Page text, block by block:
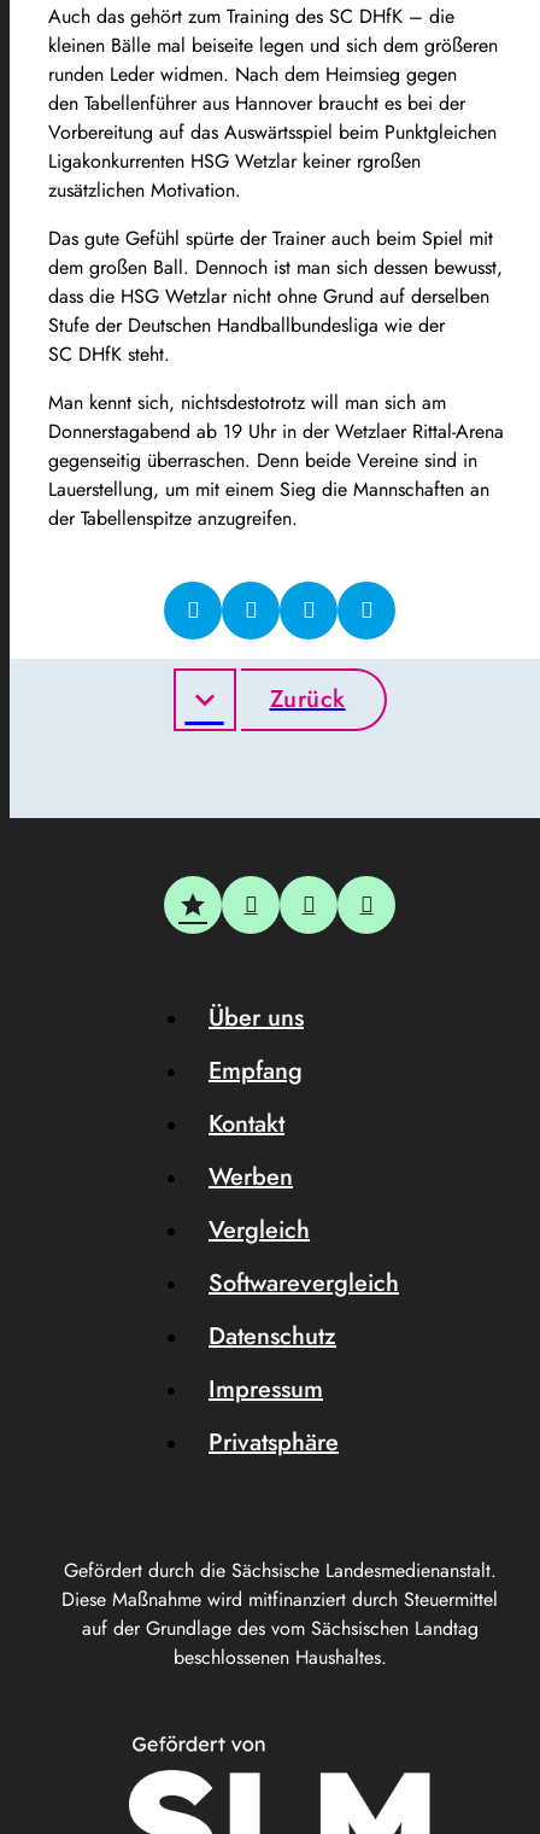
Auch das gehört zum Training des SC DHfK – die
kleinen Bälle mal beiseite legen und sich dem größeren
runden Leder widmen. Nach dem Heimsieg gegen
den Tabellenführer aus Hannover braucht es bei der
Vorbereitung auf das Auswärtsspiel beim Punktgleichen
Ligakonkurrenten HSG Wetzlar keiner rgroßen
zusätzlichen Motivation.
Das gute Gefühl spürte der Trainer auch beim Spiel mit
dem großen Ball. Dennoch ist man sich dessen bewusst,
dass die HSG Wetzlar nicht ohne Grund auf derselben
Stufe der Deutschen Handballbundesliga wie der
SC DHfK steht.
Man kennt sich, nichtsdestotrotz will man sich am
Donnerstagabend ab 19 Uhr in der Wetzlaer Rittal-Arena
gegenseitig überraschen. Denn beide Vereine sind in
Lauerstellung, um mit einem Sieg die Mannschaften an
der Tabellenspitze anzugreifen.
Zurück
Gefördert durch die Sächsische Landesmedienanstalt.
Diese Maßnahme wird mitfinanziert durch Steuermittel
auf der Grundlage des vom Sächsischen Landtag
beschlossenen Haushaltes.
Über uns
Empfang
Kontakt
Werben
Vergleich
Softwarevergleich
Datenschutz
Impressum
Privatsphäre